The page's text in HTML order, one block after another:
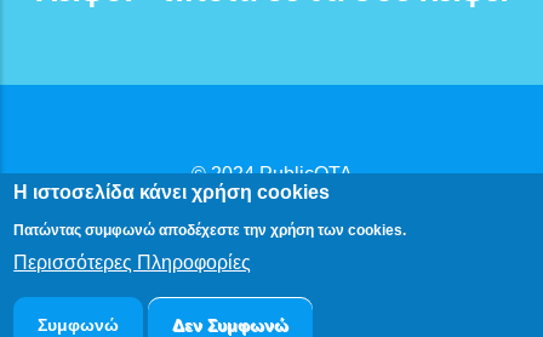
© 2024PublicOTA
Δήλωση Προβασιμότητας|Πολιτική Προστασίας
Προσωπικών Δεδομένων
Η ιστοσελίδα κάνει χρήση cookies
Πατώντας συμφωνώ αποδέχεστε την χρήση των cookies.
Περισσότερες Πληροφορίες
Συμφωνώ Δεν Συμφωνώ